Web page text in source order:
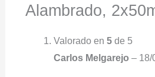
Alambrado,
Valorado en 5de 5
Carlos Melgarejo – 18/